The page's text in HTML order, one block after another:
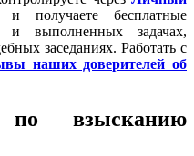
и получаете бесплатные
и выполненных задачах,
заседаниях. Работать с
наших доверителей об
по взысканию